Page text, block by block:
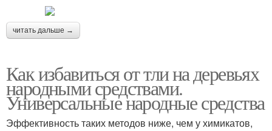
читать дальше →
Как избавиться от тли на деревьях
народными средствами.
Универсальные народные средства
Эффективность таких методов ниже, чем у химикатов,